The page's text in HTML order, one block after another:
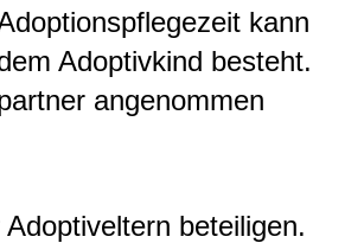
kann
Adoptivkind besteht.
angenommen
beteiligen.